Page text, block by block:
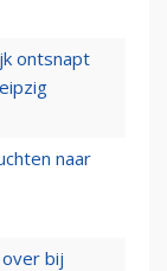
ontsnapt
naar
bij